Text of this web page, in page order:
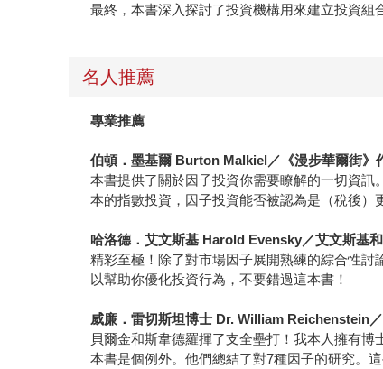
最終，本書深入探討了投資機構用來建立投資組
名人推薦
專業推薦
伯頓．墨基爾 Burton Malkiel／《漫步華爾街》
本書提供了關於因子投資你需要瞭解的一切資
本的指數投資，因子投資能否被認為是（稅後）
哈洛德．艾文斯基 Harold Evensky／艾文斯基
精彩至極！除了對市場因子展開熟練的綜合性
以幫助你優化投資行為，不要錯過這本書！
威廉．雷切斯坦博士 Dr. William Reichenstein
貝爾金和斯韋德羅揮了支全壘打！我本人擁有
本書是個例外。他們總結了對7種因子的研究。